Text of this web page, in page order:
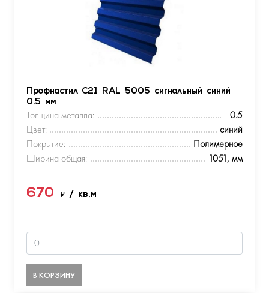
Профнастил С21 RAL 5005 сигнальный синий
0.5 мм
Толщина металла:
0.5
Цвет:
синий
Покрытие:
Полимерное
Ширина общая:
1051, мм
670 ₽ / кв.м
В КОРЗИНУ